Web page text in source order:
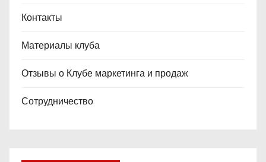
Контакты
Материалы клуба
Отзывы о Клубе маркетинга и продаж
Сотрудничество